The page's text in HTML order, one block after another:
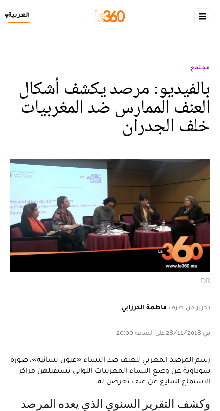
العربية▾
مجتمع
بالفيديو: مرصد يكشف أشكال
العنف الممارس ضد المغربيات
خلف الجدران
DR
تحرير من طرف فاطمة الكرزابي
في 28/11/2018 على الساعة 20:00
رسم المرصد المغربي للعنف ضد النساء «عيون نسائية»، صورة
سوداوية عن وضع النساء المغربيات اللواتي تستقبلهن مراكز
الاستماع للتبليغ عن عنف تعرضن له.
وكشف التقرير السنوي الذي يعده المرصد